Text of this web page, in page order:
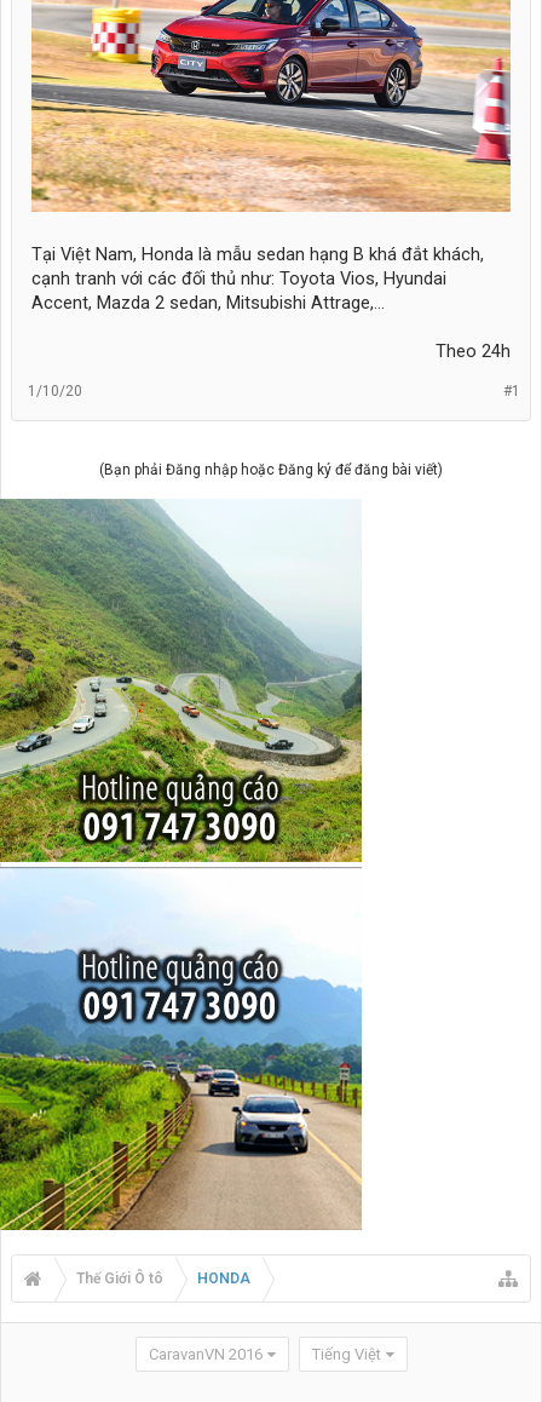
Tại Việt Nam, Honda là mẫu sedan hạng B khá đắt khách,
cạnh tranh với các đối thủ như: Toyota Vios, Hyundai
Accent, Mazda 2 sedan, Mitsubishi Attrage,...
Theo 24h​
#1
1/10/20
(Bạn phải Đăng nhập hoặc Đăng ký để đăng bài viết)
Thế Giới Ô tô HONDA
CaravanVN 2016 Tiếng Việt